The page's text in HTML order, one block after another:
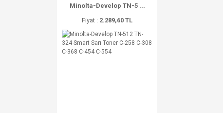
Minolta-Develop TN-5 ...
Fiyat : 2.289,60 TL